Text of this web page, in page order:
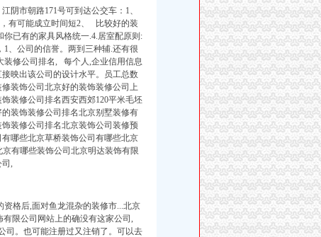
阴市朝路171号可到达公交车：1、
有可能成立时间短2、 比较好的装
已有的家具风格统一.4.居室配原则:
、公司的信誉。两到三种辅.还有很
装修公司排名, 每个人,企业信用信息
映出该公司的设计水平。员工总数
装饰公司北京好的装饰装修公司上
装修公司排名西安西郊120平米毛坯
装饰装修公司排名北京别墅装修有
装修公司排名北京装饰公司装修预
哪些北京草桥装饰公司有哪些北京
有哪些装饰公司北京明达装饰有限
,
资格后,面对鱼龙混杂的装修市...北京
限公司网站上的确没有这家公司,
司。也可能注册过又注销了。可以去